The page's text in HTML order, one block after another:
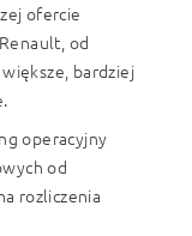
ofercie
od
bardziej
operacyjny
od
rozliczenia